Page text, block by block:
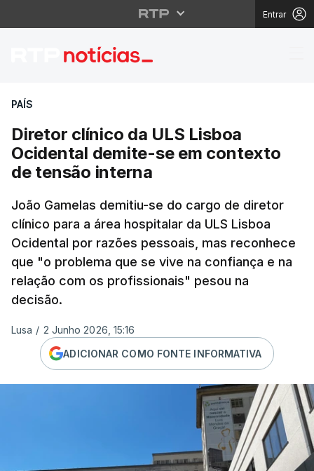
Entrar
Diretor clínico da
PAÍS
Diretor clínico da ULS Lisboa
Ocidental demite-se em contexto
de tensão interna
João Gamelas demitiu-se do cargo de diretor
clínico para a área hospitalar da ULS Lisboa
Ocidental por razões pessoais, mas reconhece
que "o problema que se vive na confiança e na
relação com os profissionais" pesou na
decisão.
Lusa / 2 Junho 2026, 15:16
ADICIONAR COMO FONTE INFORMATIVA